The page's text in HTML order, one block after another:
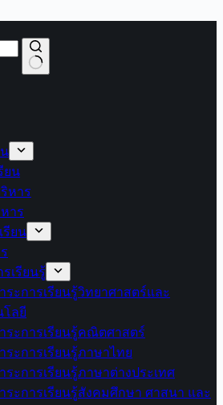
ยน
หาร
าร
รียน
เรียนรู้
ระการเรียนรู้วิทยาศาสตร์และ
โลยี
ระการเรียนรู้คณิตศาสตร์
ระการเรียนรู้ภาษาไทย
ระการเรียนรู้ภาษาต่างประเทศ
ระการเรียนรู้สังคมศึกษา ศาสนา และ